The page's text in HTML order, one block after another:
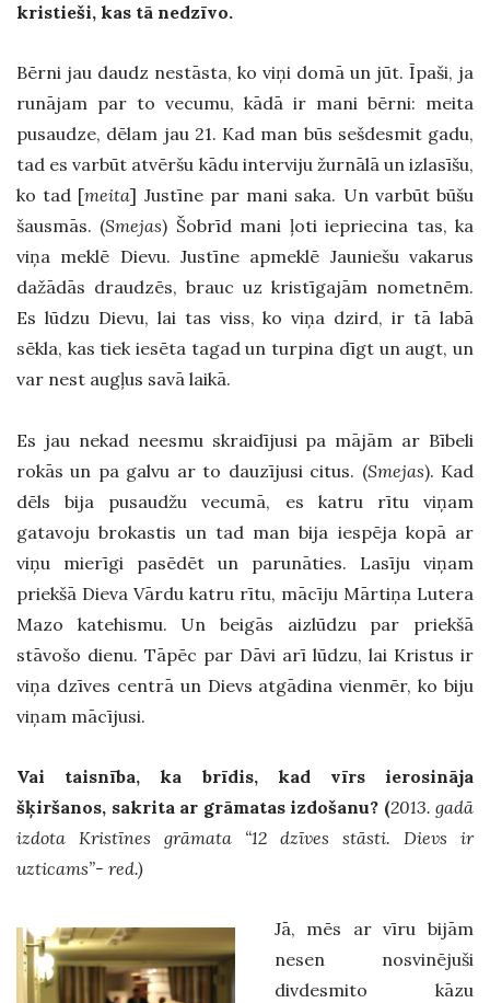
kristieši, kas tā nedzīvo.
Bērni jau daudz nestāsta, ko viņi domā un jūt. Īpaši, ja
runājam par to vecumu, kādā ir mani bērni: meita
pusaudze, dēlam jau 21. Kad man būs sešdesmit gadu,
tad es varbūt atvēršu kādu interviju žurnālā un izlasīšu,
ko tad [meita] Justīne par mani saka. Un varbūt būšu
šausmās. (Smejas) Šobrīd mani ļoti iepriecina tas, ka
viņa meklē Dievu. Justīne apmeklē Jauniešu vakarus
dažādās draudzēs, brauc uz kristīgajām nometnēm.
Es lūdzu Dievu, lai tas viss, ko viņa dzird, ir tā labā
sēkla, kas tiek iesēta tagad un turpina dīgt un augt, un
var nest augļus savā laikā.
Es jau nekad neesmu skraidījusi pa mājām ar Bībeli
rokās un pa galvu ar to dauzījusi citus. (Smejas). Kad
dēls bija pusaudžu vecumā, es katru rītu viņam
gatavoju brokastis un tad man bija iespēja kopā ar
viņu mierīgi pasēdēt un parunāties. Lasīju viņam
priekšā Dieva Vārdu katru rītu, mācīju Mārtiņa Lutera
Mazo katehismu. Un beigās aizlūdzu par priekšā
stāvošo dienu. Tāpēc par Dāvi arī lūdzu, lai Kristus ir
viņa dzīves centrā un Dievs atgādina vienmēr, ko biju
viņam mācījusi.
Vai taisnība, ka brīdis, kad vīrs ierosināja
šķiršanos, sakrita ar grāmatas izdošanu? (2013. gadā
izdota Kristīnes grāmata “12 dzīves stāsti. Dievs ir
uzticams”- red.)
Jā, mēs ar vīru bijām
nesen nosvinējuši
divdesmito kāzu